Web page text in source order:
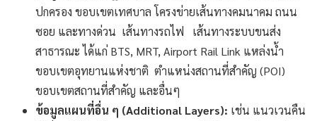
ปกครอง ขอบเขตเทศบาล โครงข่ายเส้นทางคมนาคม ถนน
ซอย และทางด่วน เส้นทางรถไฟ เส้นทางระบบขนส่ง
สาธารณะ ได้แก่ BTS, MRT, Airport Rail Link แหล่งน้ำ
ขอบเขตอุทยานแห่งชาติ ตำแหน่งสถานที่สำคัญ (POI)
ขอบเขตสถานที่สำคัญ และอื่นๆ
ข้อมูลแผนที่อื่น ๆ (Additional Layers): เช่น แนวเวนคืน